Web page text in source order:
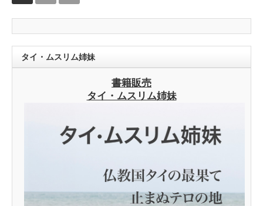
タイ・ムスリム姉妹
書籍販売
タイ・ムスリム姉妹